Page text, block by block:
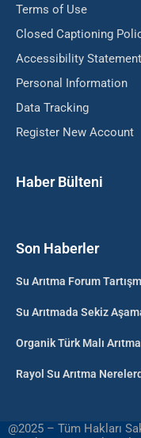
Terms of Use
Closed Captioning
Accessibility Statement
Personal Information
Data Tracking
Register New Account
Haber Bülteni
Son Haberler
Su Arıtma Forum
Su Arıtmada Sekiz
Organik Türk Malı
Rayol Su Arıtma
@2025 – Tüm Hakları